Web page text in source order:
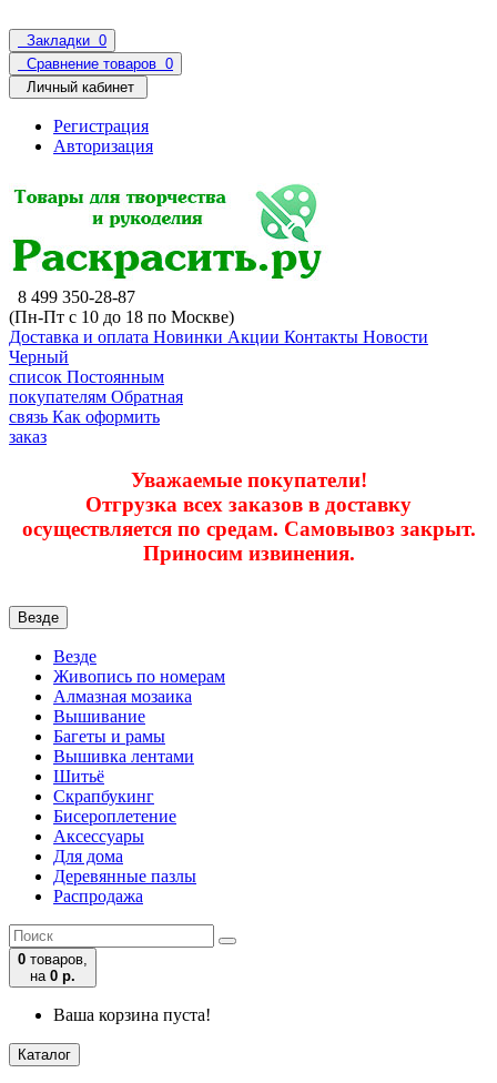
Закладки 0
Сравнение товаров 0
Личный кабинет
Регистрация
Авторизация
8 499 350-28-87
(Пн-Пт с 10 до 18 по Москве)
Доставка и оплата Новинки Акции Контакты Новости
Черный
список Постоянным
покупателям Обратная
связь Как оформить
заказ
Уважаемые покупатели!
Отгрузка всех заказов в доставку
осуществляется по средам. Самовывоз закрыт.
Приносим извинения.
Везде
Везде
Живопись по номерам
Алмазная мозаика
Вышивание
Багеты и рамы
Вышивка лентами
Шитьё
Скрапбукинг
Бисероплетение
Аксессуары
Для дома
Деревянные пазлы
Распродажа
0 товаров,
на 0 р.
Ваша корзина пуста!
Каталог